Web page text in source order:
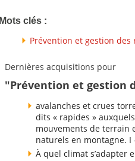
Mots clés :
Prévention et gestion des
Dernières acquisitions pour
"Prévention et gestion
avalanches et crues
dits « rapides »
mouvements de terrain
naturels en montagne. I
À quel climat s’adapter